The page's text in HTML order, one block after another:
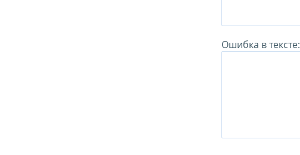
Ошибка в тексте: